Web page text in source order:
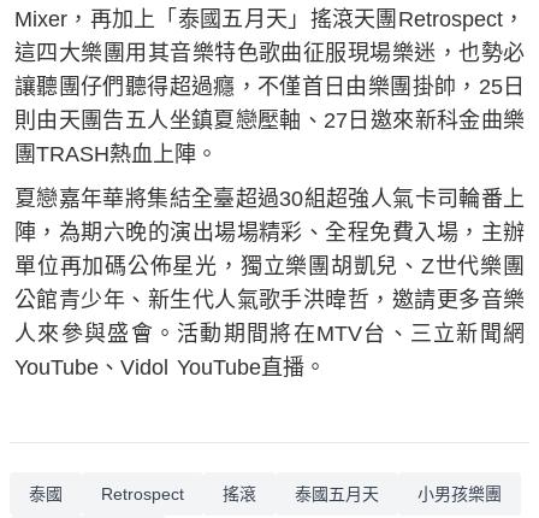
Mixer，再加上「泰國五月天」搖滾天團Retrospect，
這四大樂團用其音樂特色歌曲征服現場樂迷，也勢必
讓聽團仔們聽得超過癮，不僅首日由樂團掛帥，25日
則由天團告五人坐鎮夏戀壓軸、27日邀來新科金曲樂
團TRASH熱血上陣。
夏戀嘉年華將集結全臺超過30組超強人氣卡司輪番上
陣，為期六晚的演出場場精彩、全程免費入場，主辦
單位再加碼公佈星光，獨立樂團胡凱兒、Z世代樂團
公館青少年、新生代人氣歌手洪暐哲，邀請更多音樂
人來參與盛會。活動期間將在MTV台、三立新聞網
YouTube、Vidol YouTube直播。
泰國 Retrospect 搖滾 泰國五月天 小男孩樂團